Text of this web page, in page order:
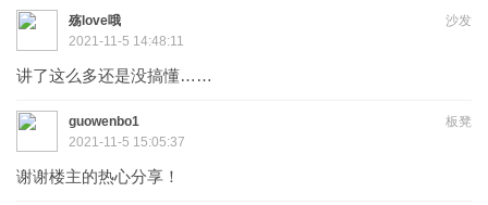
沙发
殇love哦
2021-11-5 14:48:11
讲了这么多还是没搞懂……
板凳
guowenbo1
2021-11-5 15:05:37
谢谢楼主的热心分享！